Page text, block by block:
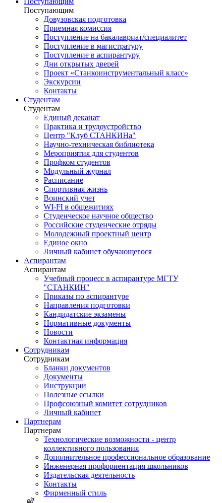
Поступающим
Довузовская подготовка
Приемная комиссия
Поступление на бакалавриат/специалитет
Поступление в магистратуру
Поступление в аспирантуру
Дни открытых дверей
Проект «Станкоинструментальный класс»
Экскурсии
Контакты
Студентам
Студентам
Единый деканат
Практика и трудоустройство
Центр "Клуб СТАНКИНа"
Научно-техническая библиотека
Мероприятия для студентов
Профком студентов
Модульный журнал
Расписание
Спортивная жизнь
Воинский учет
WI-FI в общежитиях
Студенческое научное общество
Российские студенческие отряды
Молодежный проектный центр
Единое окно
Личный кабинет обучающегося
Аспирантам
Аспирантам
Учебный процесс в аспирантуре МГТУ
"СТАНКИН"
Приказы по аспирантуре
Направления подготовки
Кандидатские экзамены
Нормативные документы
Новости
Контактная информация
Сотрудникам
Сотрудникам
Бланки документов
Документы
Инструкции
Полезные ссылки
Профсоюзный комитет сотрудников
Личный кабинет
Партнерам
Партнерам
Технологические возможности - центр
коллективного пользования
Дополнительное профессиональное образование
Инженерная профориентация школьников
Издательская деятельность
Контакты
Фирменный стиль